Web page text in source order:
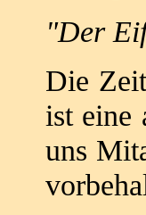
"Der
Die
ist eine
uns